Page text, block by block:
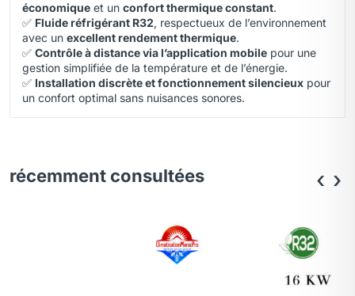
économique et un confort thermique constant.
✅ Fluide réfrigérant R32, respectueux de l’environnement
avec un excellent rendement thermique.
✅ Contrôle à distance via l’application mobile pour une
gestion simplifiée de la température et de l’énergie.
✅ Installation discrète et fonctionnement silencieux pour
un confort optimal sans nuisances sonores.
récemment consultées ‹ ›